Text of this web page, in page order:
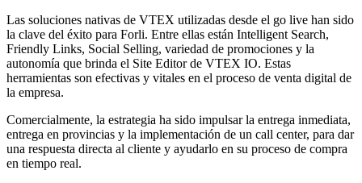
Las soluciones nativas de VTEX utilizadas desde el go live han sido
la clave del éxito para Forli. Entre ellas están Intelligent Search,
Friendly Links, Social Selling, variedad de promociones y la
autonomía que brinda el Site Editor de VTEX IO. Estas
herramientas son efectivas y vitales en el proceso de venta digital de
la empresa.
Comercialmente, la estrategia ha sido impulsar la entrega inmediata,
entrega en provincias y la implementación de un call center, para dar
una respuesta directa al cliente y ayudarlo en su proceso de compra
en tiempo real.